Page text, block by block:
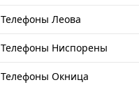
Телефоны Леова
Телефоны Ниспорены
Телефоны Окница